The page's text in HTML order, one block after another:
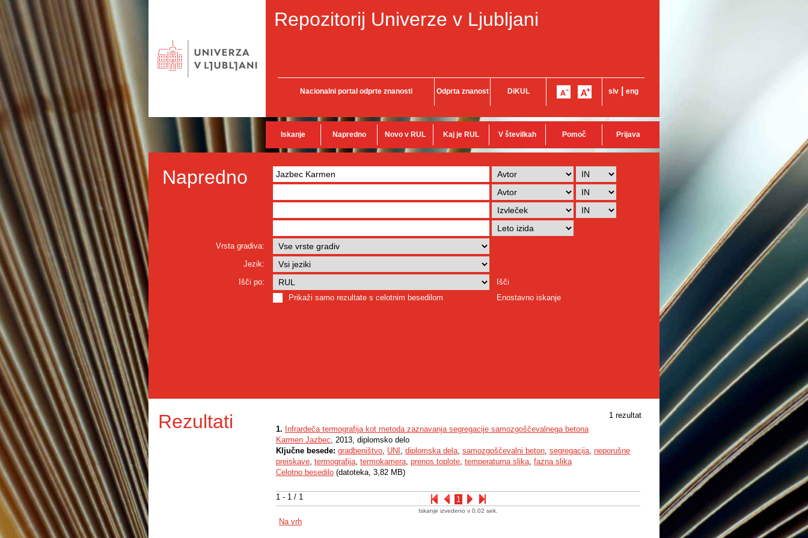
Repozitorij Univerze v Ljubljani
Nacionalni portal odprte znanosti Odprta znanost DiKUL slv eng
Iskanje Napredno Novo v RUL Kaj je RUL V številkah Pomoč Prijava
Napredno
Vrsta gradiva:
Jezik:
Išči po:
Išči
Prikaži samo rezultate s celotnim besedilom
Enostavno iskanje
Rezultati 1 rezultat
1 - 1 / 1 1
1. Infrardeča termografija kot metoda zaznavanja segregacije samozgoščevalnega betona
Karmen Jazbec, 2013, diplomsko delo
Ključne besede: gradbeništvo, UNI , diplomska dela, samozgoščevalni beton, segregacija, neporušne
preiskave, termografija, termokamera, prenos toplote, temperaturna slika, fazna slika
Celotno besedilo (datoteka, 3,82 MB)
Iskanje izvedeno v 0.02 sek.
Na vrh